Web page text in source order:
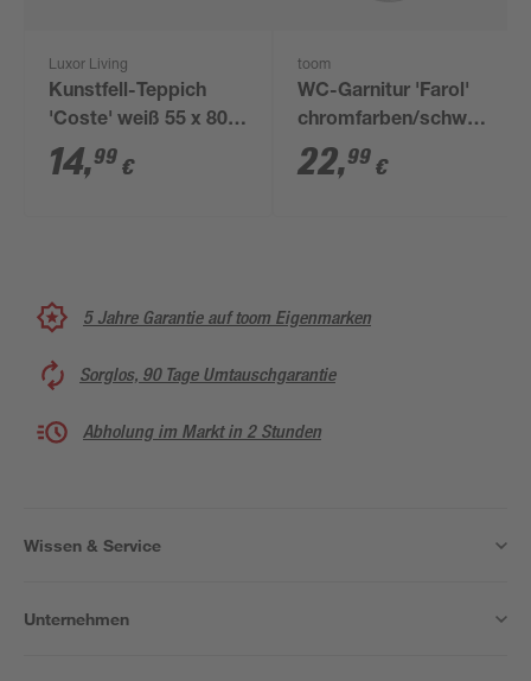
Luxor Living
Kunstfell-Teppich
'Coste' weiß 55 x 80
cm
14,99 €
toom
WC-Garnitur 'Farol'
chromfarben/schwarz
27 x 58 x 18 cm
22,99 €
5 Jahre Garantie auf toom Eigenmarken
Sorglos, 90 Tage Umtauschgarantie
Abholung im Markt in 2 Stunden
Wissen & Service
Unternehmen